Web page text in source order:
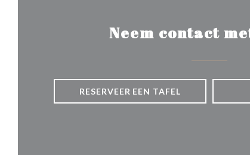
Neem contact
RESERVEER EEN TAFEL